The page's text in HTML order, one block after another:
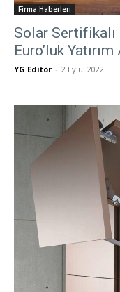
Firma Haberleri
Solar Sertifikalı
Euro’luk Yatırım
YG Editör - 2 Eylül 2022